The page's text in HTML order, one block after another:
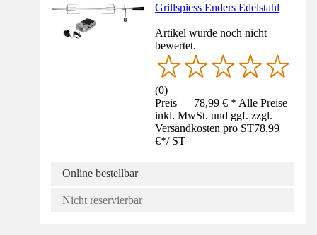
Grillspiess Enders Edelstahl
Artikel wurde noch nicht
bewertet.
(0)
Preis — 78,99 € * Alle Preise
inkl. MwSt. und ggf. zzgl.
Versandkosten pro ST78,99
€*/ ST
Online bestellbar
Nicht reservierbar